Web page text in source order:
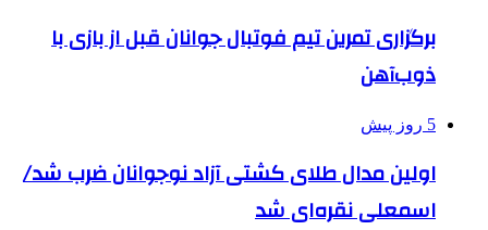
برگزاری تمرین تیم فوتبال جوانان قبل از بازی با
ذوب‌آهن
5 روز پیش
اولین مدال طلای کشتی آزاد نوجوانان ضرب شد/
اسمعلی نقره‌ای شد